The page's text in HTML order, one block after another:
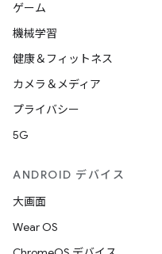
ゲーム
機械学習
健康＆フィットネス
カメラ＆メディア
プライバシー
5G
ANDROID デバイス
大画面
Wear OS